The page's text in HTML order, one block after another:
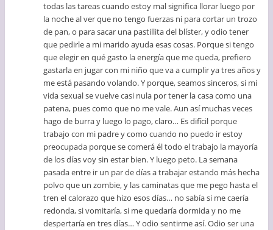
todas las tareas cuando estoy mal significa llorar luego por
la noche al ver que no tengo fuerzas ni para cortar un trozo
de pan, o para sacar una pastillita del blíster, y odio tener
que pedirle a mi marido ayuda esas cosas. Porque si tengo
que elegir en qué gasto la energía que me queda, prefiero
gastarla en jugar con mi niño que va a cumplir ya tres años y
me está pasando volando. Y porque, seamos sinceros, si mi
vida sexual se vuelve casi nula por tener la casa como una
patena, pues como que no me vale. Aun así muchas veces
hago de burra y luego lo pago, claro… Es difícil porque
trabajo con mi padre y como cuando no puedo ir estoy
preocupada porque se comerá él todo el trabajo la mayoría
de los días voy sin estar bien. Y luego peto. La semana
pasada entre ir un par de días a trabajar estando más hecha
polvo que un zombie, y las caminatas que me pego hasta el
tren el calorazo que hizo esos días… no sabía si me caería
redonda, si vomitaría, si me quedaría dormida y no me
despertaría en tres días… Y odio sentirme así. Odio ser una